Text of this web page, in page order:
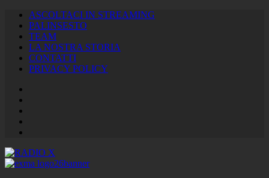
ASCOLTACI IN STREAMING
PALINSESTO
TEAM
LA NOSTRA STORIA
CONTATTI
PRIVACY POLICY